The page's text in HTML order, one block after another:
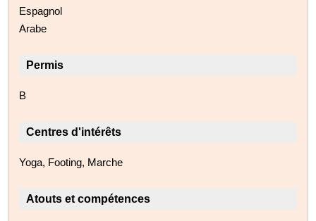
Espagnol
Arabe
Permis
B
Centres d'intérêts
Yoga, Footing, Marche
Atouts et compétences